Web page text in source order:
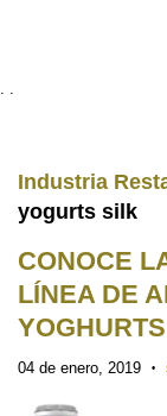
. .
Industria
yogurts silk
CONOCE
LÍNEA DE
04 de enero, 2019 •